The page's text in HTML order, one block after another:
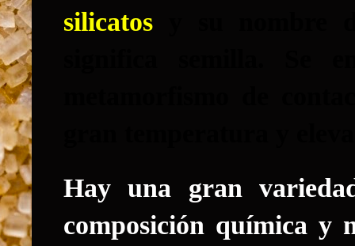
silicatos
Hay una gran
composición química y